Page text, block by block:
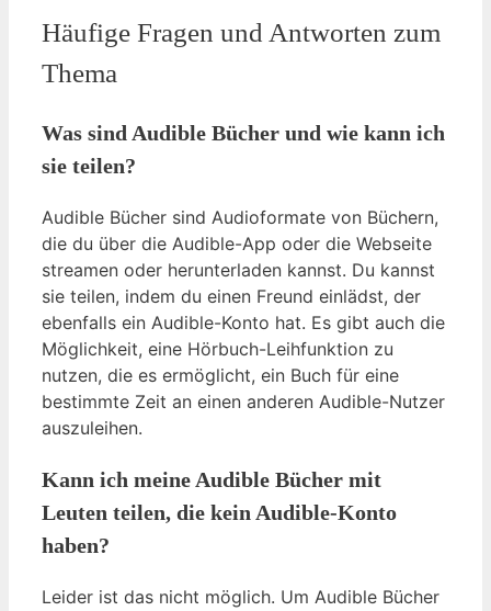
Häufige Fragen und Antworten zum
Thema
Was sind Audible Bücher und wie kann ich
sie teilen?
Audible Bücher sind Audioformate von Büchern,
die du über die Audible-App oder die Webseite
streamen oder herunterladen kannst. Du kannst
sie teilen, indem du einen Freund einlädst, der
ebenfalls ein Audible-Konto hat. Es gibt auch die
Möglichkeit, eine Hörbuch-Leihfunktion zu
nutzen, die es ermöglicht, ein Buch für eine
bestimmte Zeit an einen anderen Audible-Nutzer
auszuleihen.
Kann ich meine Audible Bücher mit
Leuten teilen, die kein Audible-Konto
haben?
Leider ist das nicht möglich. Um Audible Bücher